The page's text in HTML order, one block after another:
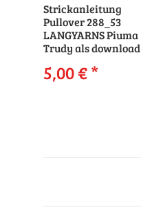
Strickanleitung
Pullover 288_53
LANGYARNS Piuma
Trudy als download
5,00 €*